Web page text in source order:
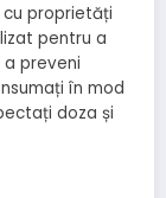
proprietăți
pentru a
preveni
în mod
doza și